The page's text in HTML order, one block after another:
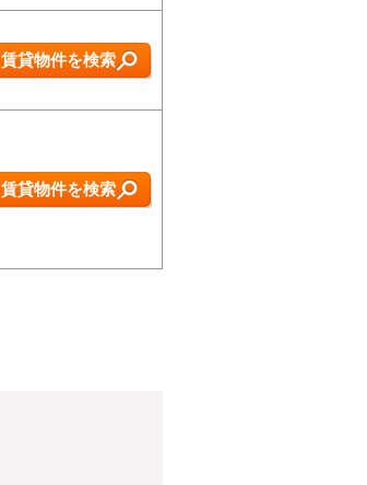
賃貸物件を検索
賃貸物件を検索